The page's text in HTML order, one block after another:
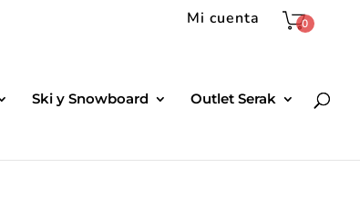
Mi cuenta 0
Ski y Snowboard Outlet Serak